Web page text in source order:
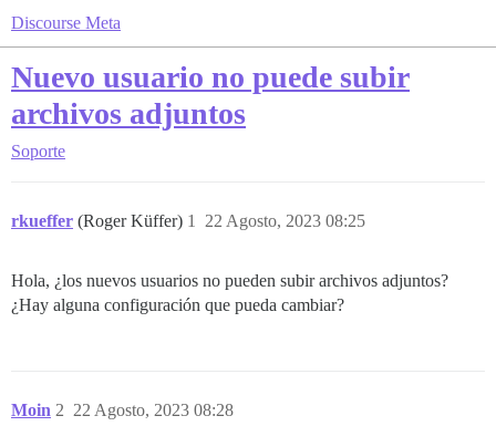
Discourse Meta
Nuevo usuario no puede subir
archivos adjuntos
Soporte
rkueffer (Roger Küffer) 22 Agosto, 2023 08:25
1
Hola, ¿los nuevos usuarios no pueden subir archivos adjuntos?
¿Hay alguna configuración que pueda cambiar?
Moin 22 Agosto, 2023 08:28
2